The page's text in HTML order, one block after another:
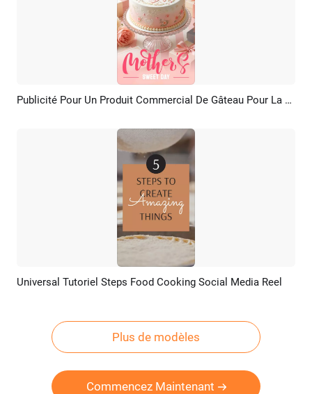
Aperçu Créer IA Publicité Pour Un Produit Commercial De Gâteau Pour La Fête Des Mères
Aperçu Créer IA
Universal Tutoriel Steps Food Cooking Social Media Reel
Plus de modèles
Commencez Maintenant